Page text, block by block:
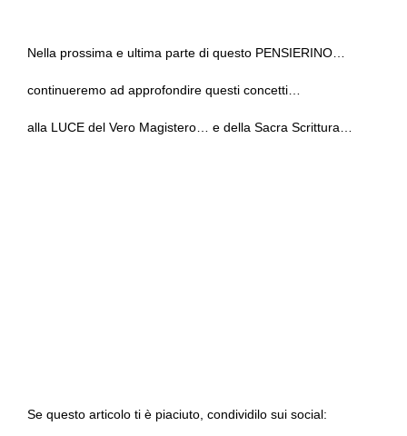
Nella prossima e ultima parte di questo PENSIERINO…
continueremo ad approfondire questi concetti…
alla LUCE del Vero Magistero… e della Sacra Scrittura…
Se questo articolo ti è piaciuto, condividilo sui social: